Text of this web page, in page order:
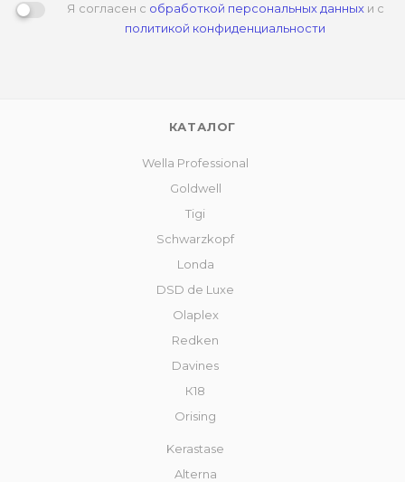
Я согласен с обработкой персональных данныхи с
политикой конфиденциальности
КАТАЛОГ
Wella Professional
Goldwell
Tigi
Schwarzkopf
Londa
DSD de Luxe
Olaplex
Redken
Davines
К18
Orising
Kerastase
Alterna